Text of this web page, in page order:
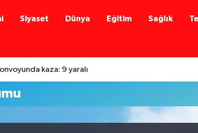
Siyaset Dünya Eğitim Sağlık
kaza: 9 yaralı